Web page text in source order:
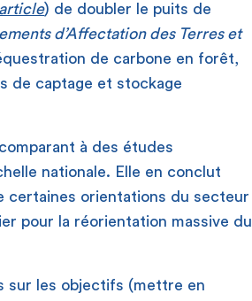
) de doubler le puits de
d’Affectation des Terres et
de carbone en forêt,
de captage et stockage
à des études
nationale. Elle en conclut
certaines orientations du secteur
pour la réorientation massive du
sur les objectifs (mettre en